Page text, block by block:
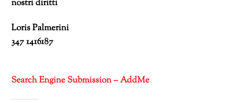
nostri diritti
Loris Palmerini
347 1416187
Search Engine Submission – AddMe